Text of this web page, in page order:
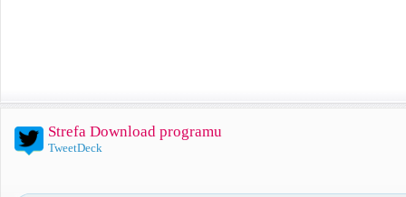
Strefa Download programu
TweetDeck